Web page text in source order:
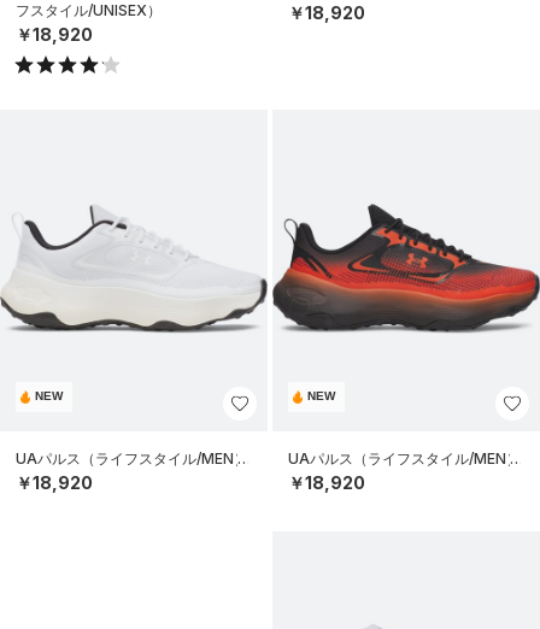
フスタイル/UNISEX）
￥18,920
￥18,920
NEW
UAパルス（ライフスタイル/MEN）
￥18,920
NEW
UAパルス（ライフスタイル/MEN）
￥18,920